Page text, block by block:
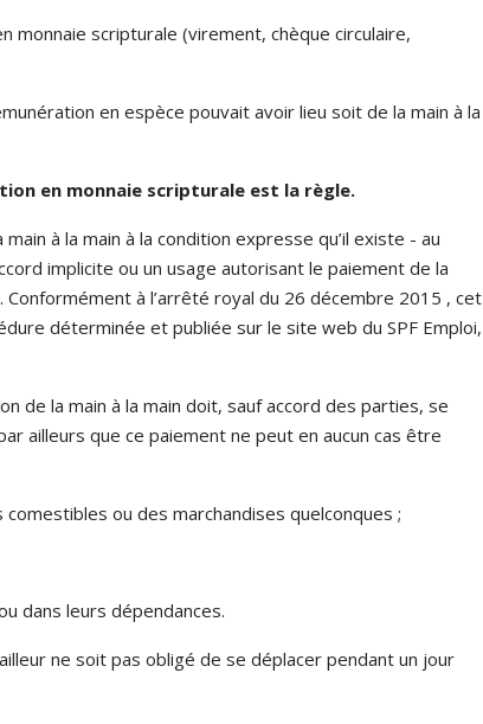
monnaie scripturale (virement, chèque circulaire,
en espèce pouvait avoir lieu soit de la main à la
en monnaie scripturale est la règle.
à la main à la condition expresse qu’il existe - au
implicite ou un usage autorisant le paiement de la
à l’arrêté royal du 26 décembre 2015 , cet
déterminée et publiée sur le site web du SPF Emploi,
de la main à la main doit, sauf accord des parties, se
ailleurs que ce paiement ne peut en aucun cas être
ou des marchandises quelconques ;
dans leurs dépendances.
ne soit pas obligé de se déplacer pendant un jour